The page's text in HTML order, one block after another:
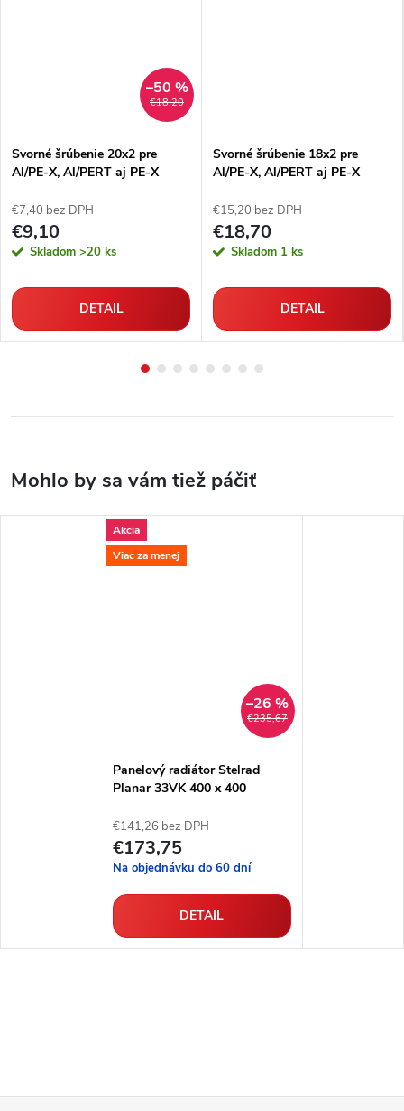
€18,20
–50 %
Svorné šrúbenie 20x2 pre
Al/PE-X, Al/PERT aj PE-X
€7,40 bez DPH
€9,10
Skladom >20 ks
DETAIL
Svorné šrúbenie 18x2 pre
Al/PE-X, Al/PERT aj PE-X
€15,20 bez DPH
€18,70
Skladom 1 ks
DETAIL
Akcia
Viac za menej
€235,67
–26 %
Panelový radiátor Stelrad
Planar 33VK 400 x 400
€141,26 bez DPH
€173,75
Na objednávku do 60 dní
DETAIL